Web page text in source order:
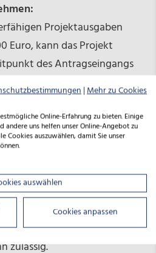
Projektausgaben
Euro, kann das Projekt
des Antragseingangs
werden.
unter 1 Mio. Euro, ist
schon ab Eingang des
Erhalt des
nach einer schriftlichen
vorzeitigen
zulässig.
|Mehr zu Cookies
Online-Erfahrung zu bieten. Einige
uns helfen unser Online-Angebot zu
Cookies auszuwählen, damit Sie unser
auswählen
Cookies anpassen